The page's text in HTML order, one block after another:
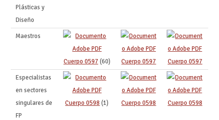
Plásticas y
Diseño
Maestros
Cuerpo 0597(60) Cuerpo 0597 Cuerpo 0597
Especialistas
en sectores
singulares de
FP
Cuerpo 0598 (1) Cuerpo 0598 Cuerpo 0598